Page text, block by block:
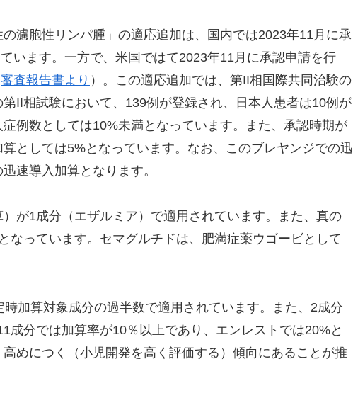
濾胞性リンパ腫」の適応追加は、国内では2023年11月に承
います。一方で、米国ではて2023年11月に承認申請を行
審査報告書より ）。この適応追加では、第II相国際共同治験の
II相試験において、139例が登録され、日本人患者は10例が
例数としては10%未満となっています。また、承認時期が
としては5%となっています。なお、このブレヤンジでの迅
速導入加算となります。
が1成分（エザルミア）で適用されています。また、真の
なっています。セマグルチドは、肥満症薬ウゴービとして
加算対象成分の過半数で適用されています。また、2成分
成分では加算率が10％以上であり、エンレストでは20%と
めにつく（小児開発を高く評価する）傾向にあることが推